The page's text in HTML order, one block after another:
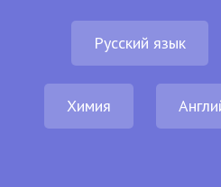
Русский язык
Химия